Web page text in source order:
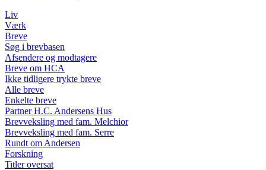
Liv
Værk
Breve
Søg i brevbasen
Afsendere og modtagere
Breve om HCA
Ikke tidligere trykte breve
Alle breve
Enkelte breve
Partner H.C. Andersens Hus
Brevveksling med fam. Melchior
Brevveksling med fam. Serre
Rundt om Andersen
Forskning
Titler oversat